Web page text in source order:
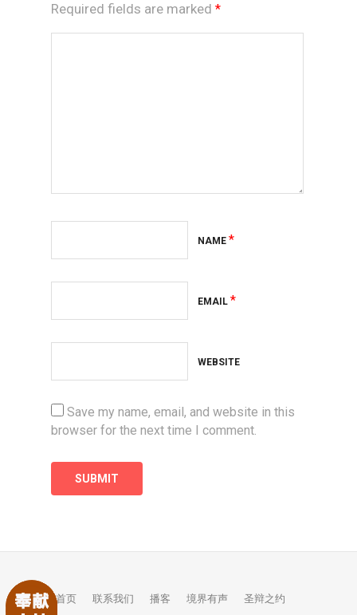
Required fields are marked *
NAME *
EMAIL *
WEBSITE
Save my name, email, and website in this
browser for the next time I comment.
首页 联系我们 播客 境界有声 圣辩之约